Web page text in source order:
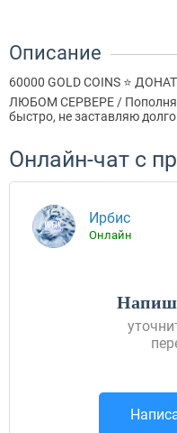
Описание
60000 GOLD COINS ⭐
ЛЮБОМ СЕРВЕРЕ /
быстро, не заставляю
Онлайн-чат с
Ирбис
Онлайн